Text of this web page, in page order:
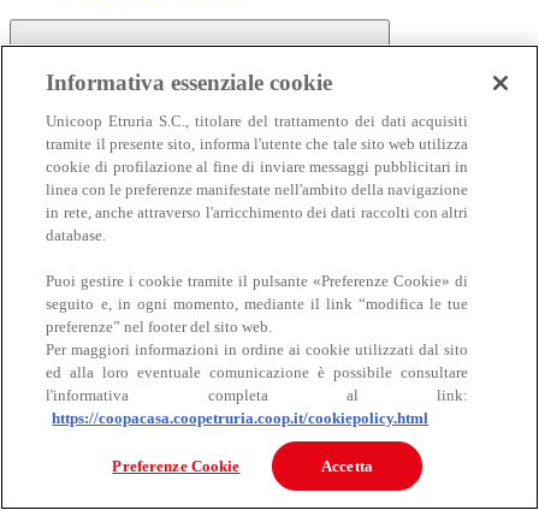
Carne
Carne
Bovino
Informativa essenziale cookie
Unicoop Etruria S.C., titolare del trattamento dei dati acquisiti
tramite il presente sito, informa l'utente che tale sito web utilizza
cookie di profilazione al fine di inviare messaggi pubblicitari in
linea con le preferenze manifestate nell'ambito della navigazione
in rete, anche attraverso l'arricchimento dei dati raccolti con altri
database.
Puoi gestire i cookie tramite il pulsante «Preferenze Cookie» di
seguito e, in ogni momento, mediante il link “modifica le tue
preferenze” nel footer del sito web.
Per maggiori informazioni in ordine ai cookie utilizzati dal sito
ed alla loro eventuale comunicazione è possibile consultare
l'informativa completa al link:
https://coopacasa.coopetruria.coop.it/cookiepolicy.html
Preferenze Cookie Accetta